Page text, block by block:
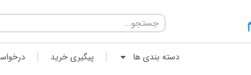
دسته بندی ها پیگیری خرید